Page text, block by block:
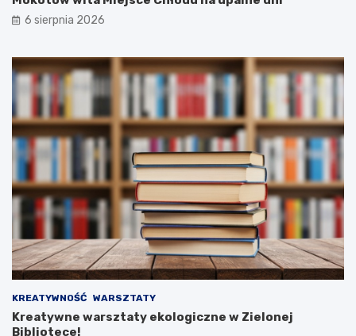
6 sierpnia 2026
KREATYWNOŚĆ WARSZTATY
Kreatywne warsztaty ekologiczne w Zielonej
Bibliotece!